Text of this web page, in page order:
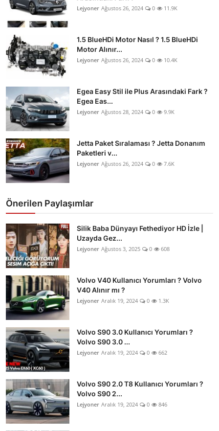
Lejyoner Ağustos 26, 2024 0 11.9K
1.5 BlueHDi Motor Nasıl ? 1.5 BlueHDi
Motor Alınır...
Lejyoner Ağustos 26, 2024 0 10.4K
Egea Easy Stil ile Plus Arasındaki Fark ?
Egea Eas...
Lejyoner Ağustos 28, 2024 0 9.9K
Jetta Paket Sıralaması ? Jetta Donanım
Paketleri v...
Lejyoner Ağustos 26, 2024 0 7.6K
Önerilen Paylaşımlar
Silik Baba Dünyayı Fethediyor HD İzle |
Uzayda Gez...
Lejyoner Ağustos 3, 2025 0 608
Volvo V40 Kullanıcı Yorumları ? Volvo
V40 Alınır mı ?
Lejyoner Aralık 19, 2024 0 1.3K
Volvo S90 3.0 Kullanıcı Yorumları ?
Volvo S90 3.0 ...
Lejyoner Aralık 19, 2024 0 662
Volvo S90 2.0 T8 Kullanıcı Yorumları ?
Volvo S90 2...
Lejyoner Aralık 19, 2024 0 846